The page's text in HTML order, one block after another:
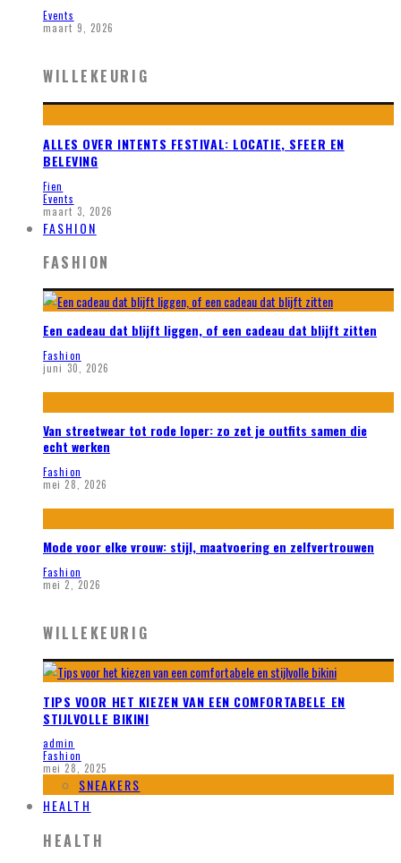
Events
maart 9, 2026
WILLEKEURIG
ALLES OVER INTENTS FESTIVAL: LOCATIE, SFEER EN
BELEVING
Fien
Events
maart 3, 2026
FASHION
FASHION
Een cadeau dat blijft liggen, of een cadeau dat blijft zitten
Fashion
juni 30, 2026
Van streetwear tot rode loper: zo zet je outfits samen die
echt werken
Fashion
mei 28, 2026
Mode voor elke vrouw: stijl, maatvoering en zelfvertrouwen
Fashion
mei 2, 2026
WILLEKEURIG
TIPS VOOR HET KIEZEN VAN EEN COMFORTABELE EN
STIJLVOLLE BIKINI
admin
Fashion
mei 28, 2025
SNEAKERS
HEALTH
HEALTH